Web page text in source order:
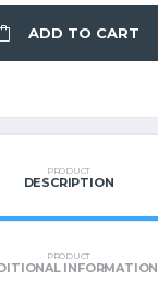
ADD TO CART
PRODUCT
DESCRIPTION
PRODUCT
INFORMATION